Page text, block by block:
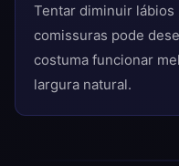
Tentar diminuir
comissuras pode
costuma funcionar
largura natural.